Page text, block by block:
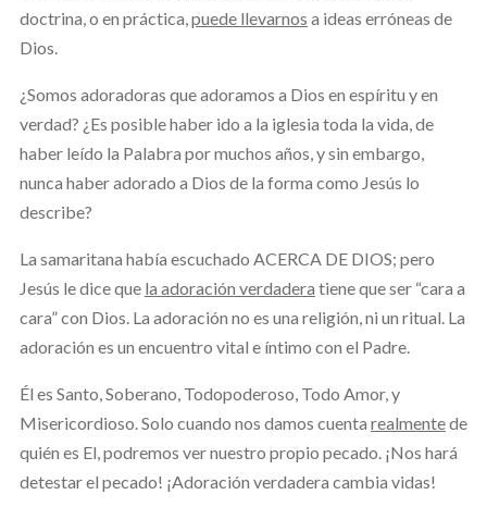
doctrina, o en práctica,puede llevarnos a ideas erróneas de
Dios.
¿Somos adoradoras que adoramos a Dios en espíritu y en
verdad? ¿Es posible haber ido a la iglesia toda la vida, de
haber leído la Palabra por muchos años, y sin embargo,
nunca haber adorado a Dios de la forma como Jesús lo
describe?
La samaritana había escuchado ACERCA DE DIOS; pero
Jesús le dice que la adoración verdadera tiene que ser “cara a
cara” con Dios. La adoración no es una religión, ni un ritual. La
adoración es un encuentro vital e íntimo con el Padre.
Él es Santo, Soberano, Todopoderoso, Todo Amor, y
Misericordioso. Solo cuando nos damos cuenta realmentede
quién es El, podremos ver nuestro propio pecado. ¡Nos hará
detestar el pecado! ¡Adoración verdadera cambia vidas!